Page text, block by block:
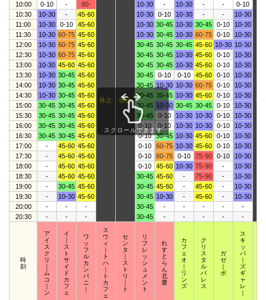
休止 休止 休
10:00
0-10 - 90- 10-30 - 10-30 - -
0-10
10:30
10-30 - 45-60 10-30 0-10 10-30 - -
10-30
11:00
10-30 0-10 45-60 10-30 30-45 10-30 30-45 0-10
10-30
11:30
10-30 60-75 45-60 10-30 30-45 10-30 60-75 0-10
10-30
12:00
10-30 60-75 45-60 30-45 30-45 30-45 45-60 10-30 10-30
12:30
10-30 60-75 45-60 30-45 30-45 10-30 45-60 0-10
10-30
13:00
10-30 45-60 45-60 30-45 30-45 10-30 45-60 0-10
10-30
13:30
10-30 30-45 45-60 30-45 0-10 0-10 45-60 0-10
10-30
14:00
10-30 30-45 45-60 30-45 10-30 10-30 60-75 0-10
10-30
14:30
10-30 30-45 45-60 30-45 30-45 10-30 45-60 0-10
10-30
15:00
30-45 30-45 45-60 30-45 10-30 30-45 30-45 0-10
10-30
15:30
30-45 30-45 45-60 30-45 0-10 10-30 10-30 0-10
10-30
16:00
30-45 30-45 45-60 0-10 0-10 10-30 10-30 0-10
10-30
16:30
30-45 30-45 45-60 0-10 30-45 10-30 45-60 0-10
10-30
17:00
- 45-60 45-60 0-10 60-75 10-30 45-60 0-10
10-30
17:30
- 45-60 45-60 0-10 60-75 0-10 75-90 0-10
10-30
18:00
- 45-60 45-60 0-10 45-60 10-30 75-90 -
10-30
18:30
- 45-60 45-60 30-45 45-60 - 75-90 -
10-30
19:00
- 30-45 45-60 30-45 45-60 - 45-60 -
10-30
19:30
- 10-30 45-60 30-45 10-30 - 45-60 -
10-30
20:00
- - - 30-45 - - - -
-
20:30
- - - 30-45 - - - - -
時
刻
ア
イ
ス
ク
リ
ム
コ
ン
イ
ス
ト
サ
イ
ド
カ
フ
ェ
ワ
ッ
フ
ル
カ
ン
パ
ニ
ス
ウ
ィ
ト
ハ
ト
カ
フ
ェ
セ
ン
タ
ス
ト
リ
ト
リ
フ
レ
ッ
シ
ュ
メ
ン
ト
れ
す
と
ら
ん
北
齋
カ
フ
ェ
オ
リ
ン
ズ
ク
リ
ス
タ
ル
パ
レ
ス
ガ
ゼ
ボ
ス
キ
ッ
パ
ズ
ギ
ャ
レ
スクロールできます